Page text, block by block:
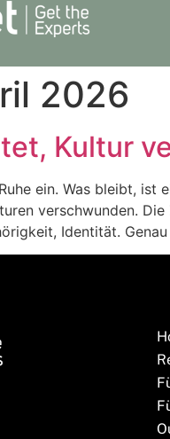
2026
Kultur
ein. Was bleibt,
verschwunden.
Identität.